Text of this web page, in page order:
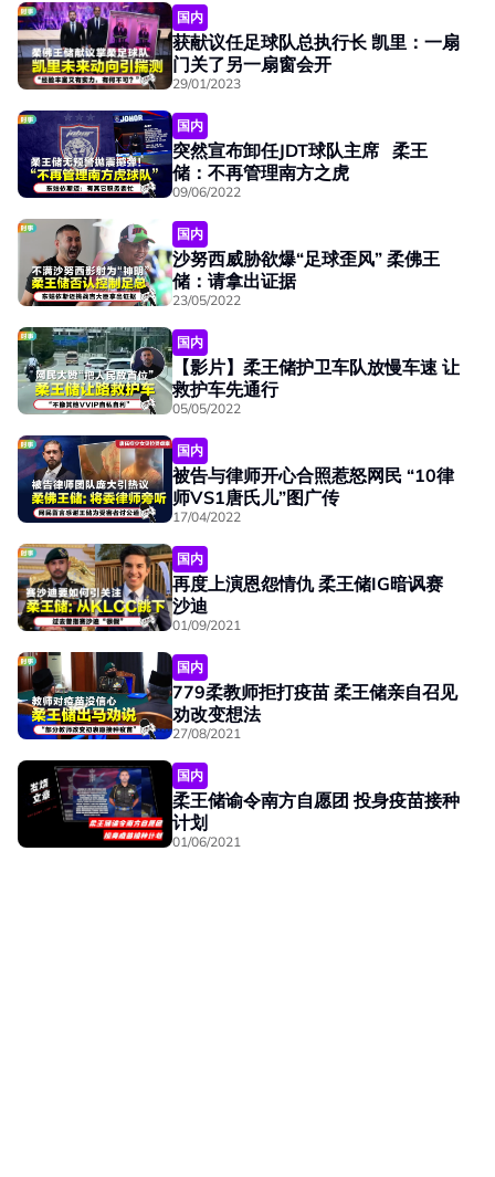
国内
获献议任足球队总执行长 凯里：一扇
门关了另一扇窗会开
29/01/2023
国内
突然宣布卸任JDT球队主席 柔王
储：不再管理南方之虎
09/06/2022
国内
沙努西威胁欲爆“足球歪风” 柔佛王
储：请拿出证据
23/05/2022
国内
【影片】柔王储护卫车队放慢车速 让
救护车先通行
05/05/2022
国内
被告与律师开心合照惹怒网民 “10律
师VS1唐氏儿”图广传
17/04/2022
国内
再度上演恩怨情仇 柔王储IG暗讽赛
沙迪
01/09/2021
国内
779柔教师拒打疫苗 柔王储亲自召见
劝改变想法
27/08/2021
国内
柔王储谕令南方自愿团 投身疫苗接种
计划
01/06/2021